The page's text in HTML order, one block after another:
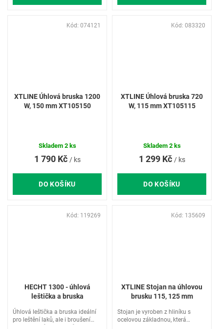
XTLINE Úhlová bruska 1200
W, 150 mm XT105150
1 790 Kč / ks
DO KOŠÍKU
Skladem 2 ks
Kód: 074121
XTLINE Úhlová bruska 720
W, 115 mm XT105115
1 299 Kč / ks
DO KOŠÍKU
Skladem 2 ks
Kód: 083320
HECHT 1300 - úhlová
leštička a bruska
Úhlová leštička a bruska ideální
pro leštění laků, ale i broušení
Kód: 119269
XTLINE Stojan na úhlovou
brusku 115, 125 mm
Stojan je vyroben z hliníku s
ocelovou základnou, která
Kód: 135609